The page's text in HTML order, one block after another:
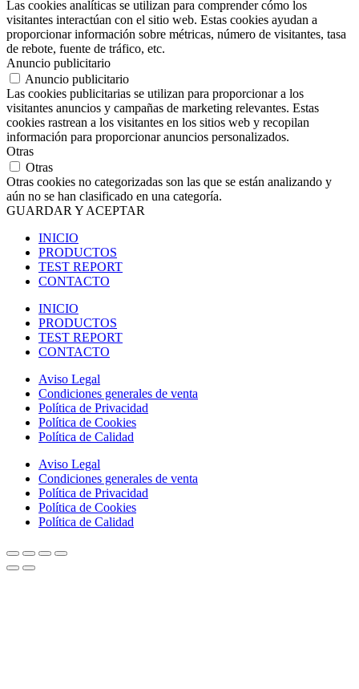
Las cookies analíticas se utilizan para comprender cómo los
visitantes interactúan con el sitio web. Estas cookies ayudan a
proporcionar información sobre métricas, número de visitantes, tasa
de rebote, fuente de tráfico, etc.
Anuncio publicitario
Anuncio publicitario
Las cookies publicitarias se utilizan para proporcionar a los
visitantes anuncios y campañas de marketing relevantes. Estas
cookies rastrean a los visitantes en los sitios web y recopilan
información para proporcionar anuncios personalizados.
Otras
Otras
Otras cookies no categorizadas son las que se están analizando y
aún no se han clasificado en una categoría.
GUARDAR Y ACEPTAR
INICIO
PRODUCTOS
TEST REPORT
CONTACTO
INICIO
PRODUCTOS
TEST REPORT
CONTACTO
Aviso Legal
Condiciones generales de venta
Política de Privacidad
Política de Cookies
Política de Calidad
Aviso Legal
Condiciones generales de venta
Política de Privacidad
Política de Cookies
Política de Calidad